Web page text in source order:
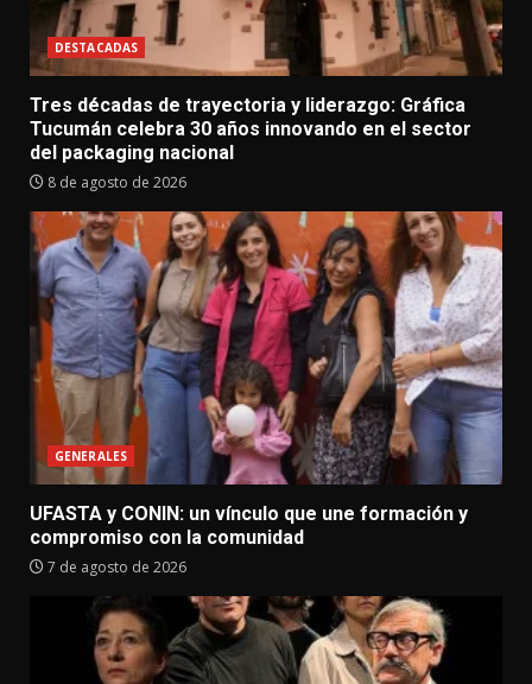
DESTACADAS
Tres décadas de trayectoria y liderazgo: Gráfica
Tucumán celebra 30 años innovando en el sector
del packaging nacional
8 de agosto de 2026
GENERALES
UFASTA y CONIN: un vínculo que une formación y
compromiso con la comunidad
7 de agosto de 2026